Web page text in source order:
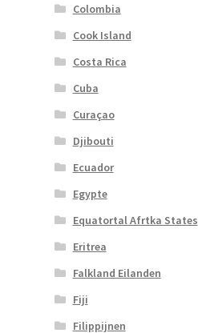
Colombia
Cook Island
Costa Rica
Cuba
Curaçao
Djibouti
Ecuador
Egypte
Equatortal Afrtka States
Eritrea
Falkland Eilanden
Fiji
Filippijnen